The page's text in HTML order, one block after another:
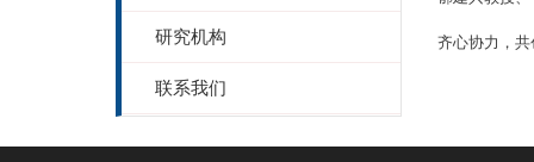
研究机构
联系我们
齐心协力，